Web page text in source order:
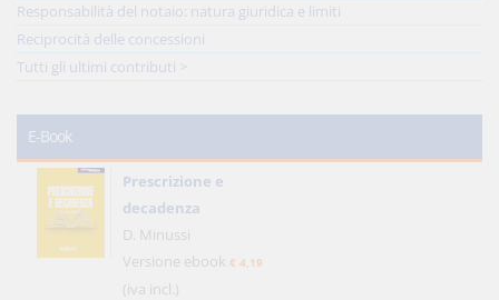
Responsabilità del notaio: natura giuridica e limiti
Reciprocità delle concessioni
Tutti gli ultimi contributi >
E-Book
Prescrizione e
decadenza
D. Minussi
Versione ebook € 4,19
(iva incl.)